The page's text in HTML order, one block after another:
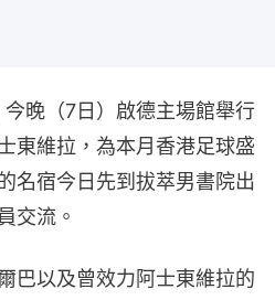
今晚（7日）啟德主場館舉行
東維拉，為本月香港足球盛
名宿今日先到拔萃男書院出
交流。
巴以及曾效力阿士東維拉的